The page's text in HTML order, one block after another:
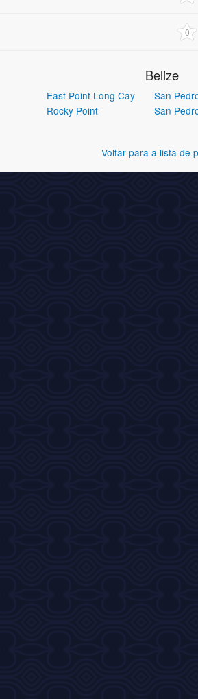
0
Belize
East Point Long Cay
San
Rocky Point
San
Voltar para a lista de